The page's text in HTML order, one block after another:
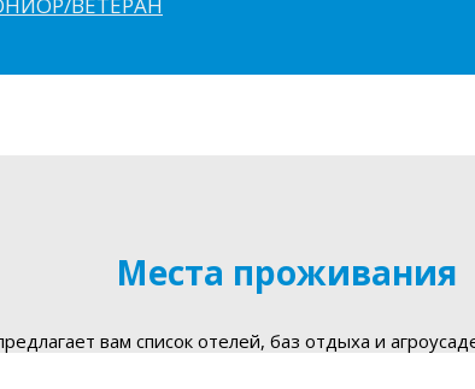
Места проживания
вам список отелей, баз отдыха и